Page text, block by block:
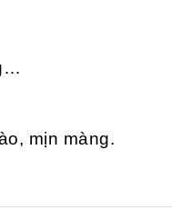
mịn màng.